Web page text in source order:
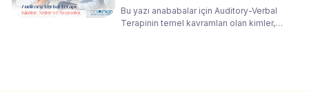
Bu yazı anababalar için Auditory-Verbal
Terapinin temel kavramları olan kimler,